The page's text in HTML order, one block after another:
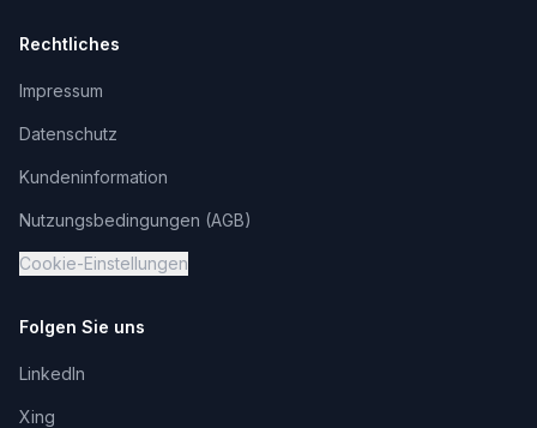
Rechtliches
Impressum
Datenschutz
Kundeninformation
Nutzungsbedingungen (AGB)
Cookie-Einstellungen
Folgen Sie uns
LinkedIn
Xing